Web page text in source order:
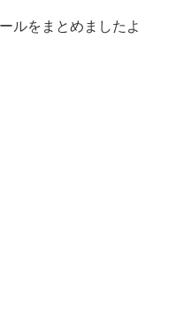
ルをまとめましたよ